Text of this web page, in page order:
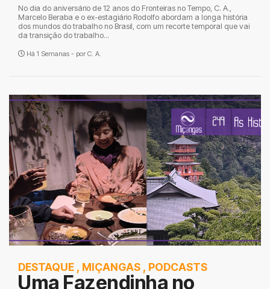
No dia do aniversário de 12 anos do Fronteiras no Tempo, C. A.,
Marcelo Beraba e o ex-estagiário Rodolfo abordam a longa história
dos mundos do trabalho no Brasil, com um recorte temporal que vai
da transição do trabalho...
Há 1 Semanas - por C. A.
DESTAQUE , MIÇANGAS , PODCASTS
Uma Fazendinha no